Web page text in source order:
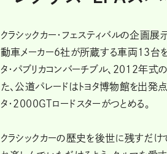
クラシックカー・フェスティバルの企画
動車メーカー6社が所蔵する車両13台
タ・パブリカコンバーチブル、2012年式
た、公道パレードはトヨタ博物館を出
タ・2000GTロードスターがつとめる。
クラシックカーの歴史を後世に残すだ